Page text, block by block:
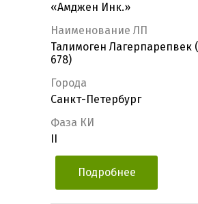
«Амджен Инк.»
Наименование ЛП
Талимоген Лагерпарепвек
678)
Города
Санкт-Петербург
Фаза КИ
Подробнее